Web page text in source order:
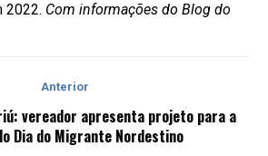
2022. Com informações do Blog do
Anterior
vereador apresenta projeto para a
Dia do Migrante Nordestino